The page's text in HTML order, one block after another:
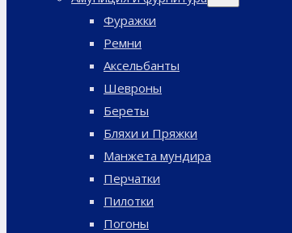
Фуражки
Ремни
Аксельбанты
Шевроны
Береты
Бляхи и Пряжки
Манжета мундира
Перчатки
Пилотки
Погоны